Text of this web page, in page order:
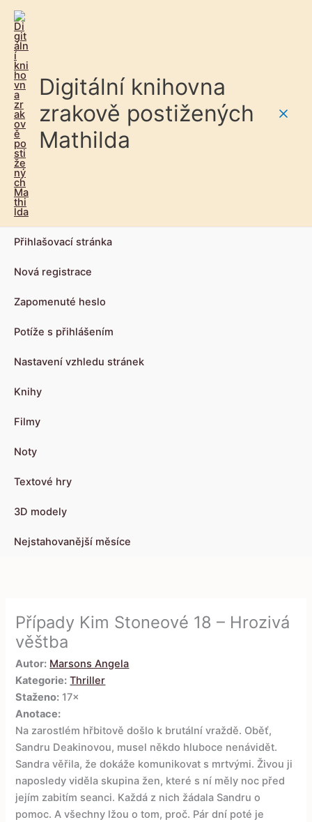
Digitální knihovna
zrakově postižených
Mathilda
Přihlašovací stránka
Nová registrace
Zapomenuté heslo
Potíže s přihlášením
Nastavení vzhledu stránek
Knihy
Filmy
Noty
Textové hry
3D modely
Nejstahovanější měsíce
Případy Kim Stoneové 18 – Hrozivá
věštba
Autor: Marsons Angela
Kategorie: Thriller
Staženo: 17×
Anotace:
Na zarostlém hřbitově došlo k brutální vraždě. Oběť,
Sandru Deakinovou, musel někdo hluboce nenávidět.
Sandra věřila, že dokáže komunikovat s mrtvými. Živou ji
naposledy viděla skupina žen, které s ní měly noc před
jejím zabitím seanci. Každá z nich žádala Sandru o
pomoc. A všechny lžou o tom, proč. Pár dní poté je